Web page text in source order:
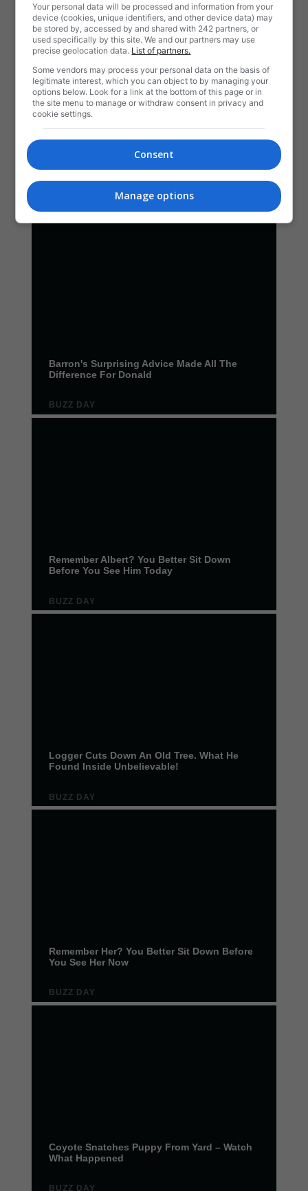
Your personal data will be processed and information from your
device (cookies, unique identifiers, and other device data) may
be stored by, accessed by and shared with 242 partners, or
used specifically by this site. We and our partners may use
precise geolocation data. List of partners.
Some vendors may process your personal data on the basis of
legitimate interest, which you can object to by managing your
options below. Look for a link at the bottom of this page or in
the site menu to manage or withdraw consent in privacy and
cookie settings.
Consent
Manage options